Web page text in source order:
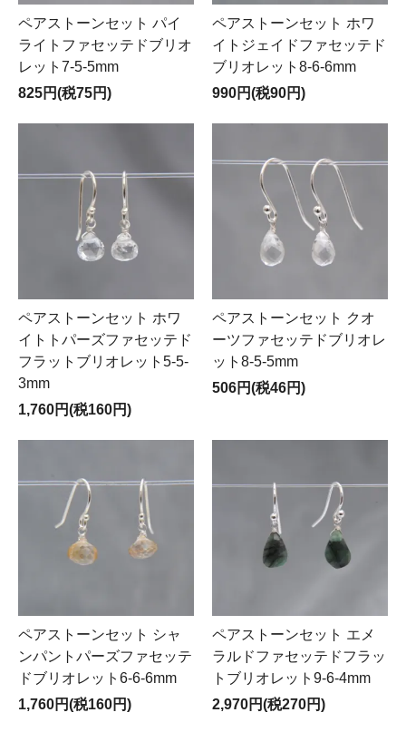
ペアストーンセット パイ
ライトファセッテドブリオ
レット7-5-5mm
825円(税75円)
ペアストーンセット ホワ
イトジェイドファセッテド
ブリオレット8-6-6mm
990円(税90円)
ペアストーンセット ホワ
イトトパーズファセッテド
フラットブリオレット5-5-
3mm
1,760円(税160円)
ペアストーンセット クオ
ーツファセッテドブリオレ
ット8-5-5mm
506円(税46円)
ペアストーンセット シャ
ンパントパーズファセッテ
ドブリオレット6-6-6mm
1,760円(税160円)
ペアストーンセット エメ
ラルドファセッテドフラッ
トブリオレット9-6-4mm
2,970円(税270円)